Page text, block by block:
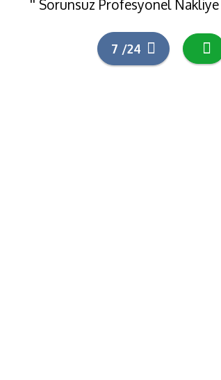
'' Sorunsuz Profesyonel
7 /24